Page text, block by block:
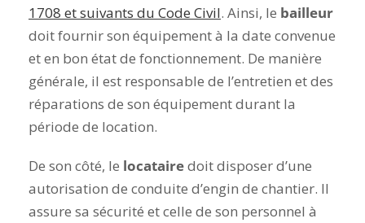
1708 et suivants du Code Civil. Ainsi, le bailleur
doit fournir son équipement à la date convenue
et en bon état de fonctionnement. De manière
générale, il est responsable de l’entretien et des
réparations de son équipement durant la
période de location.
De son côté, le locatairedoit disposer d’une
autorisation de conduite d’engin de chantier. Il
assure sa sécurité et celle de son personnel à